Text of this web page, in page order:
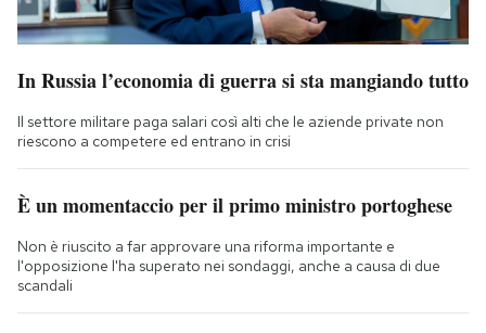
In Russia l’economia di guerra si sta mangiando tutto
Il settore militare paga salari così alti che le aziende private non
riescono a competere ed entrano in crisi
È un momentaccio per il primo ministro portoghese
Non è riuscito a far approvare una riforma importante e
l'opposizione l'ha superato nei sondaggi, anche a causa di due
scandali